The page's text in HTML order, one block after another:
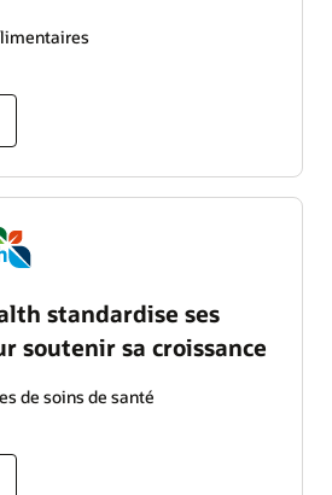
standardise ses
soutenir sa croissance
de soins de santé